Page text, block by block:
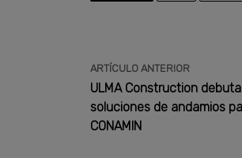
ARTÍCULO ANTERIOR
ULMA Construction
soluciones de andamios
CONAMIN